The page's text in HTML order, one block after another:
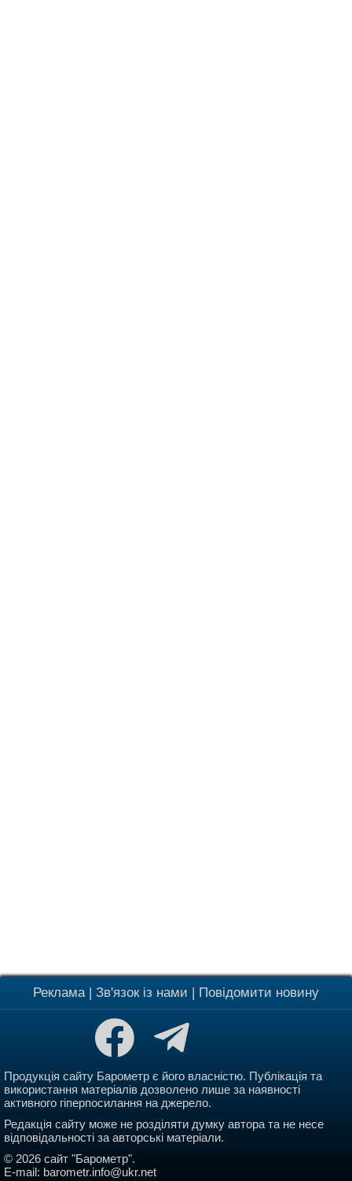
Реклама | Зв'язок із нами | Повідомити новину
Продукція сайту Барометр є його власністю. Публікація та
використання матеріалів дозволено лише за наявності
активного гіперпосилання на джерело.
Редакція сайту може не розділяти думку автора та не несе
відповідальності за авторські матеріали.
© 2026 сайт "Барометр".
E-mail: barometr.info@ukr.net